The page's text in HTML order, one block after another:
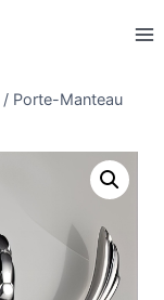
/ Porte-Manteau